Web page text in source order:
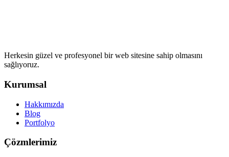
Herkesin güzel ve profesyonel bir web sitesine sahip olmasını
sağlıyoruz.
Kurumsal
Hakkımızda
Blog
Portfolyo
Çözmlerimiz